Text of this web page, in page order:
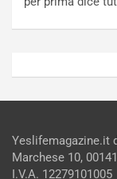
Yeslifemagazine.it
Marchese 10,
I.V.A. 12279101005